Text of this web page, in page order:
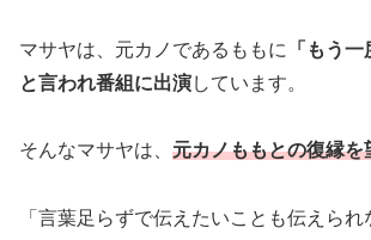
マサヤは、元カノであるももに
「もう
と言われ番組に出演しています。
そんなマサヤは、 元カノももとの復縁を
「言葉足らずで伝えたいことも伝えら